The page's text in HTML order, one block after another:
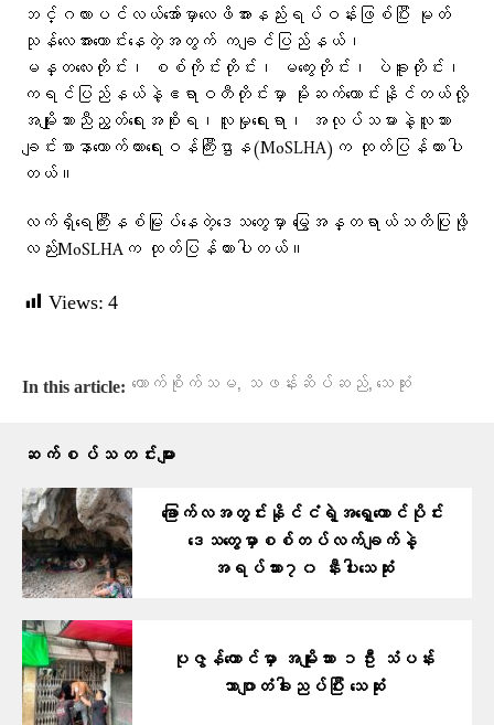
ဘင်္ဂလားပင်လယ်အော်မှာလေဖိအားနည်းရပ်ဝန်းဖြစ်ပြီး မုတ်
သုန်လေအားကောင်းနေတဲ့အတွက် ကချင်ပြည်နယ်၊
မန္တလေးတိုင်း၊ စစ်ကိုင်းတိုင်း၊ မကွေးတိုင်း၊ ပဲခူးတိုင်း၊
ကရင်ပြည်နယ်နဲ့ဧရာဝတီတိုင်းမှာ မိုးဆက်ကောင်းနိုင်တယ်လို့
အမျိုးသားညီညွတ်ရေးအစိုးရ၊လူမှုရေးရာ၊ အလုပ်သမားနဲ့လူသား
ချင်းစာနာထောက်ထားရေးဝန်ကြီးဌာန(MoSLHA)က ထုတ်ပြန်ထားပါ
တယ်။
လက်ရှိရေကြီးနစ်မြုပ်နေတဲ့ဒေသတွေမှာ မြွေအန္တရာယ်သတိပြုဖို့
လည်းMoSLHAက ထုတ်ပြန်ထားပါတယ်။
Views: 4
In this article: ကောက်စိုက်သမ, သဖန်းဆိပ်ဆည်, သေဆုံး
ဆက်စပ်သတင်းများ
ခြောက်လအတွင်းနိုင်ငံရဲ့အရှေ့တောင်ပိုင်း
ဒေသတွေမှာစစ်တပ်လက်ချက်နဲ့
အရပ်သား၇၀ နီးပါးသေဆုံး
ပုဇွန်တောင်မှာ အမျိုးသား ၁ဦး သံပန်း
ဘာဂျာတံခါးညပ်ပြီး သေဆုံး